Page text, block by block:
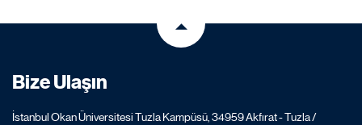
Bize Ulaşın
İstanbul Okan Üniversitesi Tuzla Kampüsü, 34959 Akfırat - Tuzla /